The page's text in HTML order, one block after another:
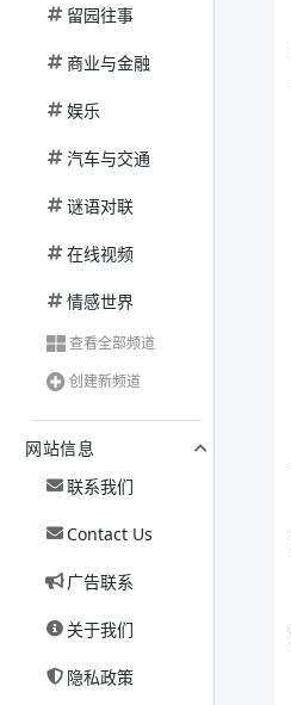
留园往事
商业与金融
娱乐
汽车与交通
谜语对联
在线视频
情感世界
查看全部频道
创建新频道
网站信息
联系我们
Contact Us
广告联系
关于我们
隐私政策